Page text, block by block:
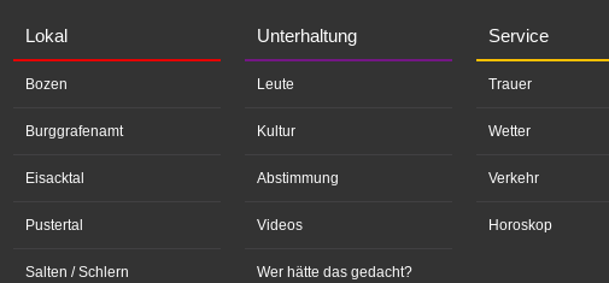
Lokal
Bozen
Burggrafenamt
Eisacktal
Pustertal
Salten / Schlern
Unterhaltung
Leute
Kultur
Abstimmung
Videos
Wer hätte das gedacht?
Service
Trauer
Wetter
Verkehr
Horoskop